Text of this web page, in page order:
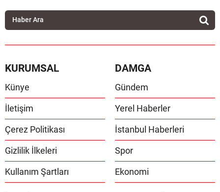
KURUMSAL
Künye
İletişim
Çerez Politikası
Gizlilik İlkeleri
Kullanım Şartları
DAMGA
Gündem
Yerel Haberler
İstanbul Haberleri
Spor
Ekonomi